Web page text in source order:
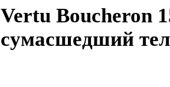
Vertu Boucheron
сумасшедший